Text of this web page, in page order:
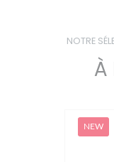
NOTRE
À
NEW